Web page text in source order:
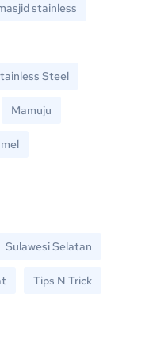
stainless
Steel
Mamuju
Sulawesi Selatan
Tips N Trick